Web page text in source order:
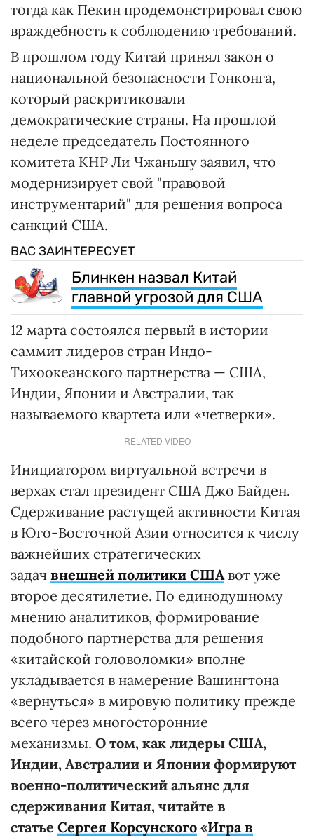
тогда как Пекин продемонстрировал свою
враждебность к соблюдению требований.
В прошлом году Китай принял закон о
национальной безопасности Гонконга,
который раскритиковали
демократические страны. На прошлой
неделе председатель Постоянного
комитета КНР Ли Чжаньшу заявил, что
модернизирует свой "правовой
инструментарий" для решения вопроса
санкций США.
ВАС ЗАИНТЕРЕСУЕТ
Блинкен назвал Китай
главной угрозой для США
12 марта состоялся первый в истории
саммит лидеров стран Индо-
Тихоокеанского партнерства — США,
Индии, Японии и Австралии, так
называемого квартета или «четверки».
RELATED VIDEO
Инициатором виртуальной встречи в
верхах стал президент США Джо Байден.
Сдерживание растущей активности Китая
в Юго-Восточной Азии относится к числу
важнейших стратегических
задач внешней политики СШАвот уже
второе десятилетие. По единодушному
мнению аналитиков, формирование
подобного партнерства для решения
«китайской головоломки» вполне
укладывается в намерение Вашингтона
«вернуться» в мировую политику прежде
всего через многосторонние
механизмы. О том, как лидеры США,
Индии, Австралии и Японии формируют
военно-политический альянс для
сдерживания Китая, читайте в
статье Сергея Корсунского «Игра в